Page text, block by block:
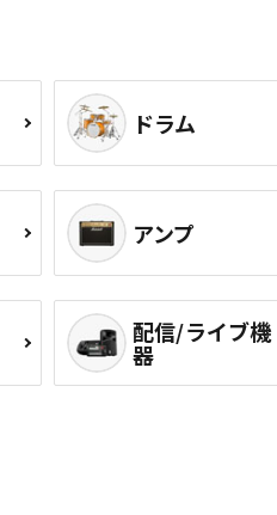
ドラム
アンプ
配信/ライブ機
器